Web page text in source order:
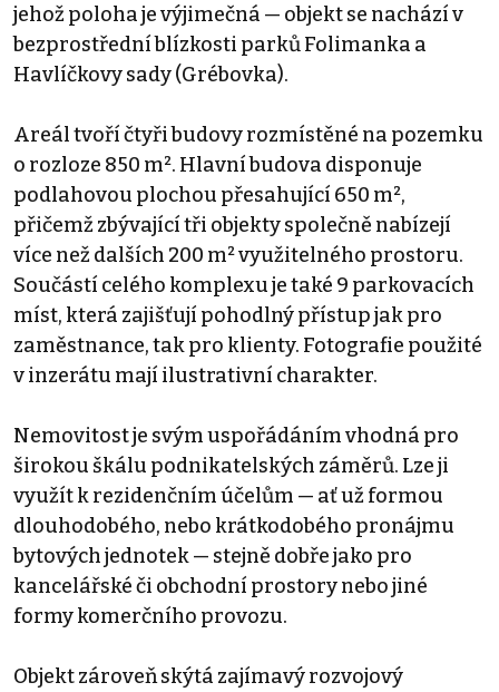
jehož poloha je výjimečná — objekt se nachází v
bezprostřední blízkosti parků Folimanka a
Havlíčkovy sady (Grébovka).
Areál tvoří čtyři budovy rozmístěné na pozemku
o rozloze 850 m². Hlavní budova disponuje
podlahovou plochou přesahující 650 m²,
přičemž zbývající tři objekty společně nabízejí
více než dalších 200 m² využitelného prostoru.
Součástí celého komplexu je také 9 parkovacích
míst, která zajišťují pohodlný přístup jak pro
zaměstnance, tak pro klienty. Fotografie použité
v inzerátu mají ilustrativní charakter.
Nemovitost je svým uspořádáním vhodná pro
širokou škálu podnikatelských záměrů. Lze ji
využít k rezidenčním účelům — ať už formou
dlouhodobého, nebo krátkodobého pronájmu
bytových jednotek — stejně dobře jako pro
kancelářské či obchodní prostory nebo jiné
formy komerčního provozu.
Objekt zároveň skýtá zajímavý rozvojový